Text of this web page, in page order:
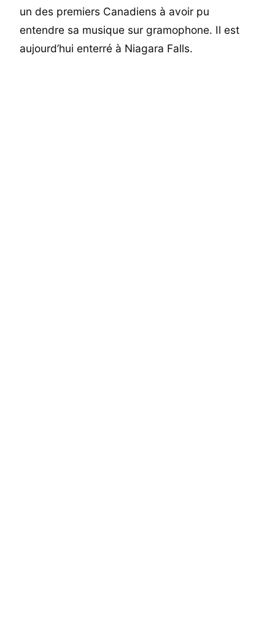
un des premiers Canadiens à avoir pu
entendre sa musique sur gramophone. Il est
aujourd’hui enterré à Niagara Falls.